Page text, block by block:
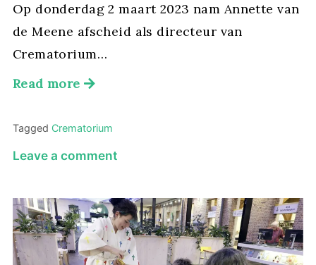
Op donderdag 2 maart 2023 nam Annette van
de Meene afscheid als directeur van
Crematorium…
Read more
Tagged Crematorium
Leave a commenton
dat
er
mag
zijn